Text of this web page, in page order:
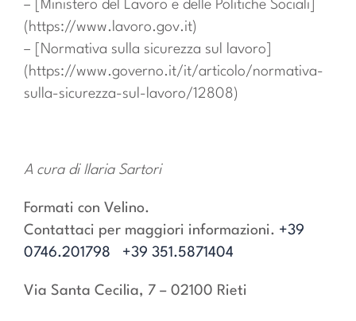
– [Ministero del Lavoro e delle Politiche Sociali]
(https://www.lavoro.gov.it)
– [Normativa sulla sicurezza sul lavoro]
(https://www.governo.it/it/articolo/normativa-
sulla-sicurezza-sul-lavoro/12808)
A cura di Ilaria Sartori
Formati con Velino.
Contattaci per maggiori informazioni. +39
0746.201798
+39 351.5871404
Via Santa Cecilia, 7 – 02100 Rieti